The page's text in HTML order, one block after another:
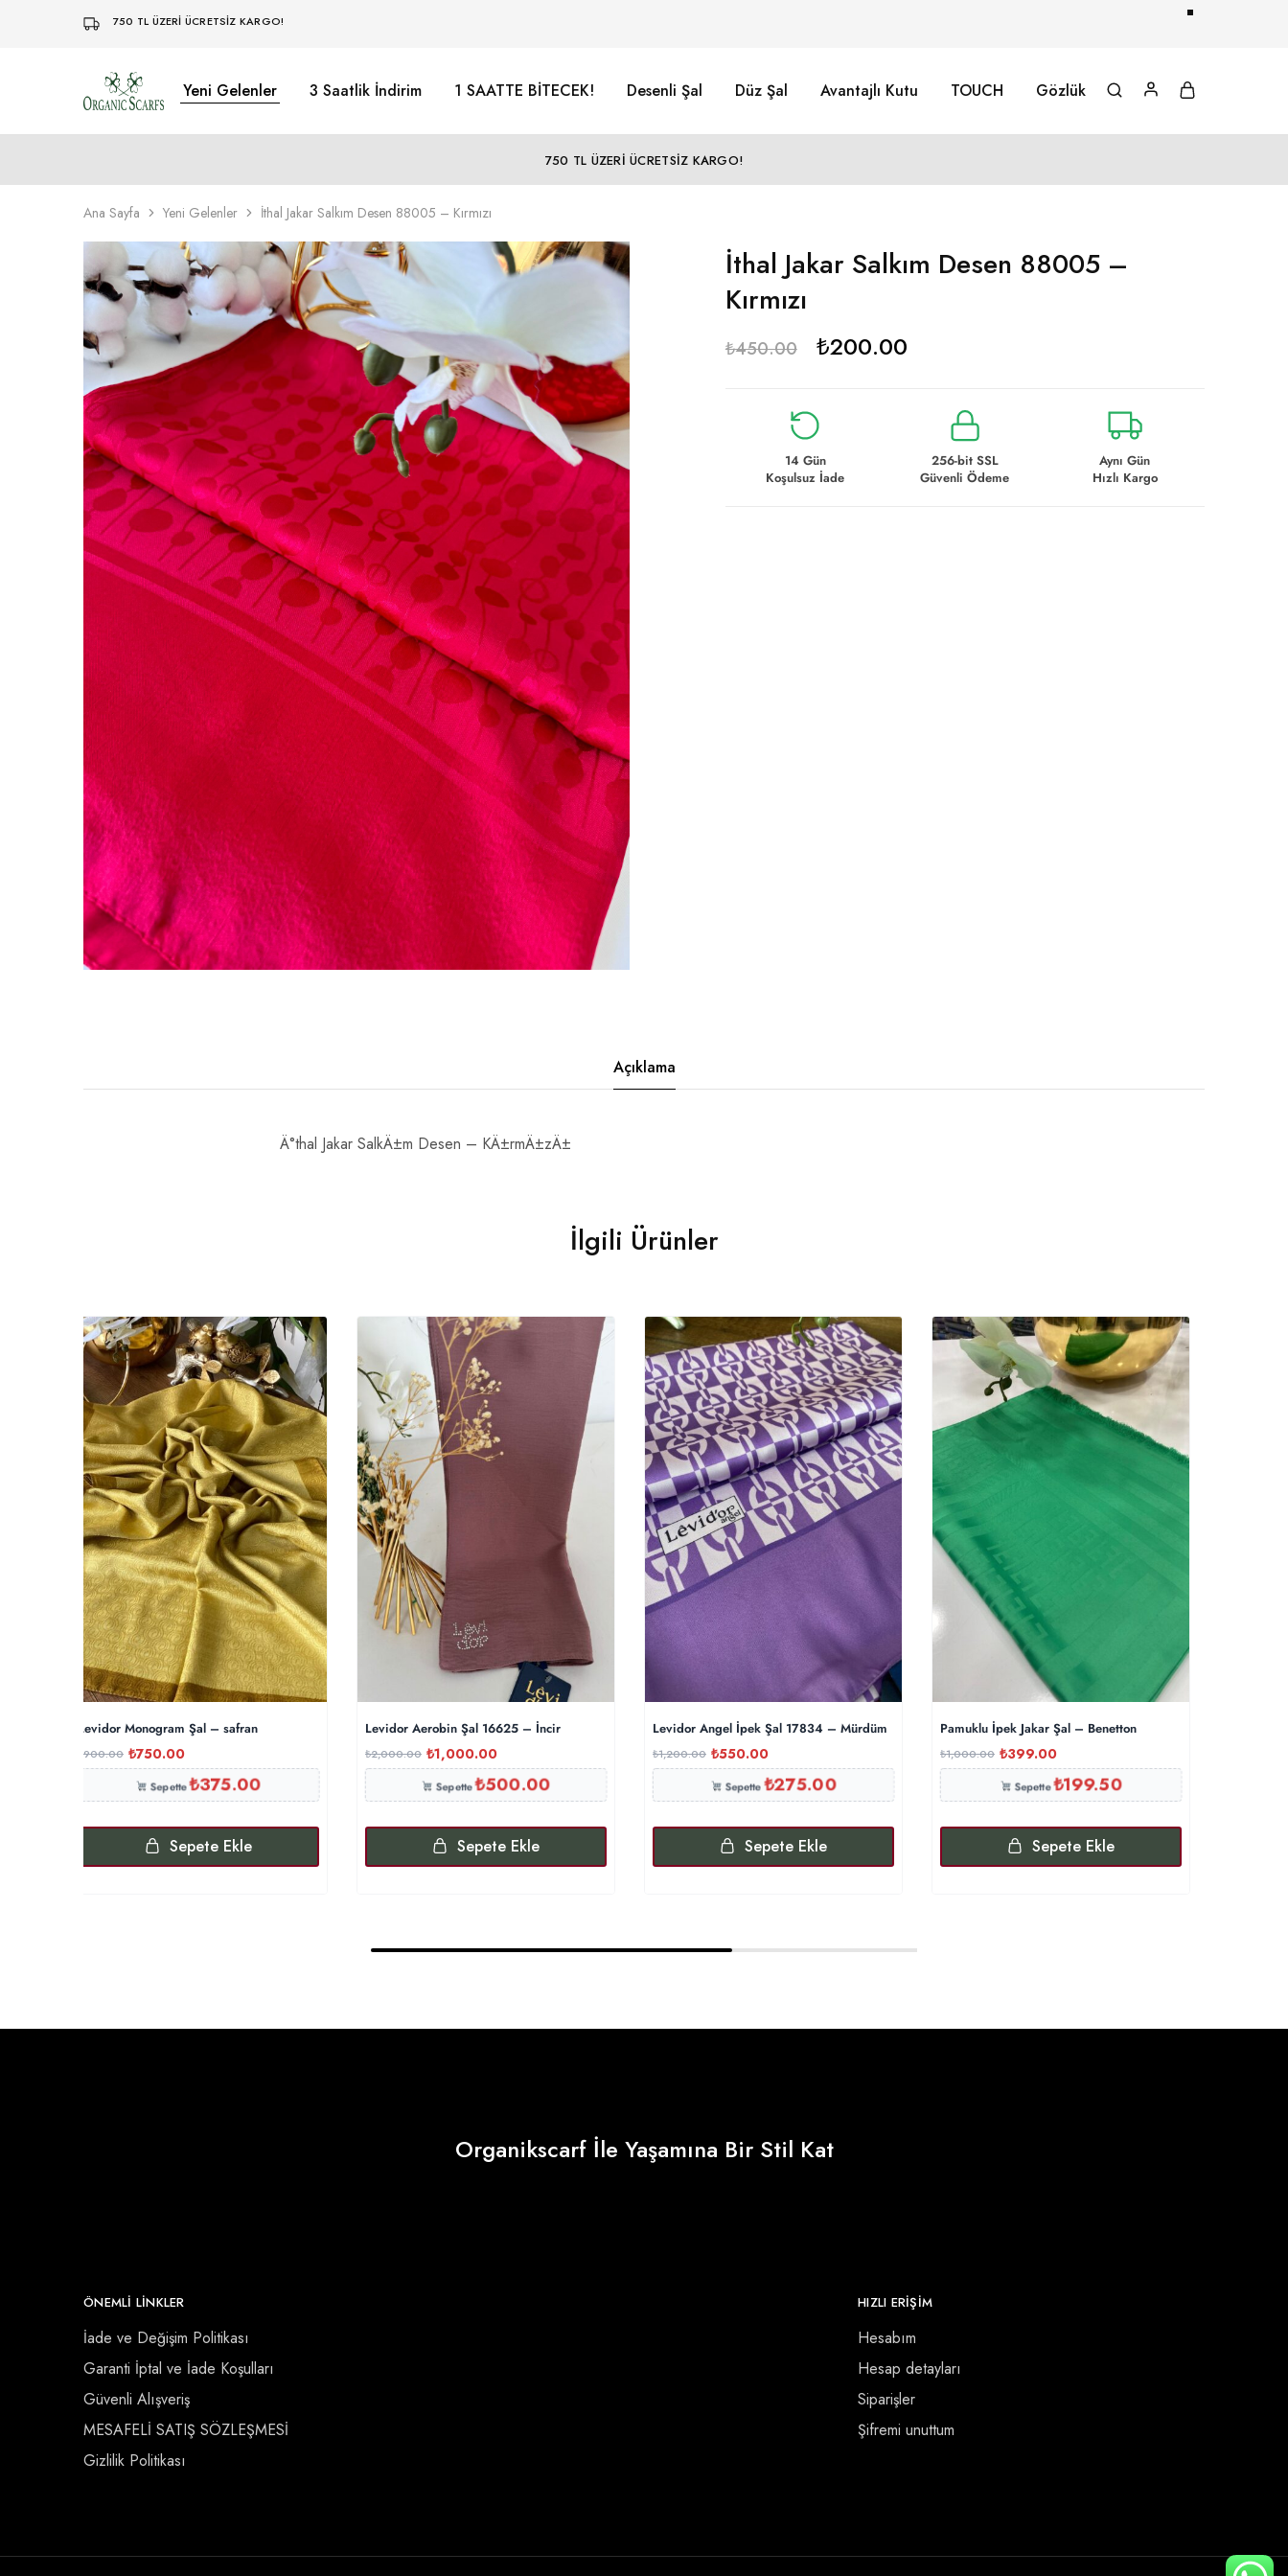
750 TL ÜZERİ ÜCRETSİZ KARGO!
Organikscarf Yeni Gelenler 3 Saatlik İndirim 1 SAATTE BİTECEK! Desenli Şal Düz Şal Avantajlı Kutu TOUCH Gözlük
750 TL ÜZERİ ÜCRETSİZ KARGO!
Ana Sayfa Yeni Gelenler İthal Jakar Salkım Desen 88005 – Kırmızı
İthal Jakar Salkım Desen 88005 –
Kırmızı
₺450.00 ₺200.00
14 Gün
Koşulsuz İade
256-bit SSL
Güvenli Ödeme
Aynı Gün
Hızlı Kargo
Açıklama
Ä°thal Jakar SalkÄ±m Desen – KÄ±rmÄ±zÄ±
İlgili Ürünler
Levidor Monogram Şal – safran
900.00 ₺750.00
Sepette₺375.00
Sepete Ekle
Levidor Aerobin Şal 16625 – İncir
₺2,000.00 ₺1,000.00
Sepette₺500.00
Sepete Ekle
Levidor Angel İpek Şal 17834 – Mürdüm
₺1,200.00 ₺550.00
Sepette₺275.00
Sepete Ekle
Pamuklu İpek Jakar Şal – Benetton
₺1,000.00 ₺399.00
Sepette₺199.50
Sepete Ekle
Organikscarf İle Yaşamına Bir Stil Kat
ÖNEMLI LINKLER
İade ve Değişim Politikası
Garanti İptal ve İade Koşulları
Güvenli Alışveriş
MESAFELİ SATIŞ SÖZLEŞMESİ
Gizlilik Politikası
HIZLI ERİŞİM
Hesabım
Hesap detayları
Siparişler
Şifremi unuttum